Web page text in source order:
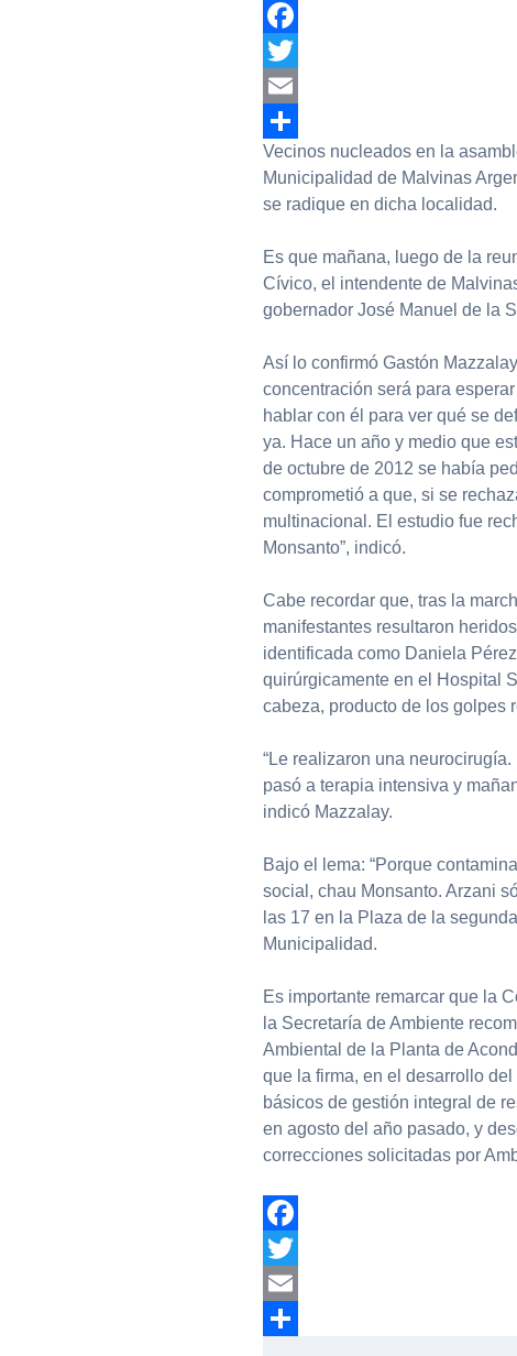
Facebook
Twitter
Email
Compartir
Vecinos nucleados en la
Municipalidad de Malvinas
se radique en dicha localidad.
Es que mañana, luego de la
Cívico, el intendente de
gobernador José Manuel de la
Así lo confirmó Gastón
concentración será para
hablar con él para ver qué se
ya. Hace un año y medio que
de octubre de 2012 se había
comprometió a que, si se
multinacional. El estudio fue
Monsanto”, indicó.
Cabe recordar que, tras la
manifestantes resultaron
identificada como Daniela
quirúrgicamente en el Hospital
cabeza, producto de los golpes
“Le realizaron una
pasó a terapia intensiva y
indicó Mazzalay.
Bajo el lema: “Porque
social, chau Monsanto. Arzani
las 17 en la Plaza de la
Municipalidad.
Es importante remarcar que la
la Secretaría de Ambiente
Ambiental de la Planta de
que la firma, en el desarrollo
básicos de gestión integral de
en agosto del año pasado, y
correcciones solicitadas por
Facebook
Twitter
Email